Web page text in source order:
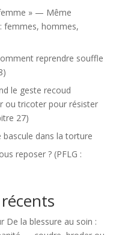
» — Même
femmes, hommes,
reprendre souffle
le geste recoud
ou tricoter pour résister
27)
bascule dans la torture
reposer ? (PFLG :
De la blessure au soin :